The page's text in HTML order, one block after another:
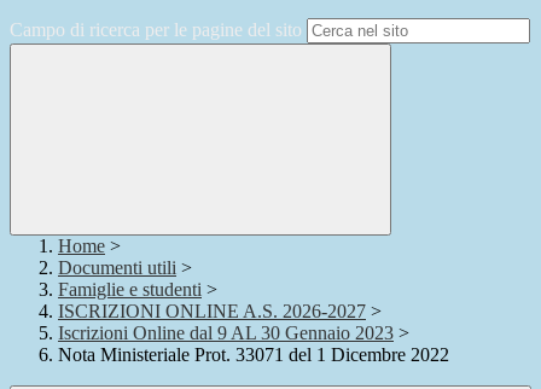
Campo di ricerca per le pagine del sito
Home >
Documenti utili >
Famiglie e studenti >
ISCRIZIONI ONLINE A.S. 2026-2027 >
Iscrizioni Online dal 9 AL 30 Gennaio 2023 >
Nota Ministeriale Prot. 33071 del 1 Dicembre 2022